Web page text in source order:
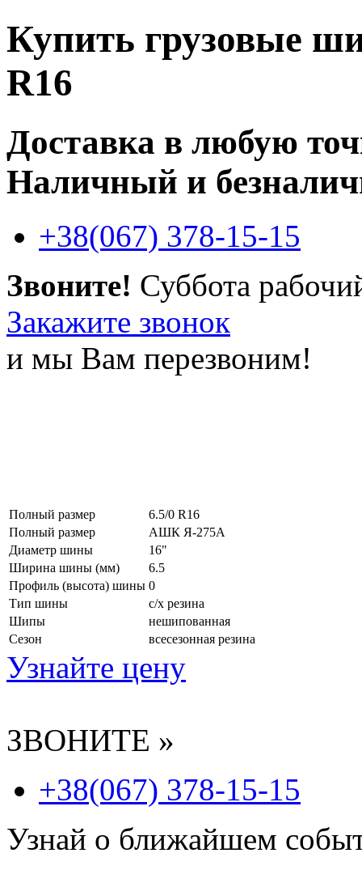
Купить грузовые
R16
Доставка в любую
Наличный и
+38(067) 378-15-15
Звоните! Суббота
Закажите звонок
и мы Вам перезвоним!
Полный размер
6.5/0 R16
Полный размер
АШК Я-275А
Диаметр шины
16"
Ширина шины (мм)
6.5
Профиль (высота) шины 0
Тип шины
с/х резина
Шипы
нешипованная
Сезон
всесезонная резина
Узнайте цену
ЗВОНИТЕ »
+38(067) 378-15-15
Узнай о ближайшем